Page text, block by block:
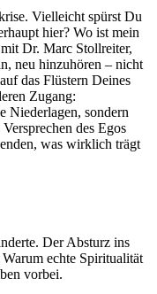
Vielleicht spürst Du
hier? Wo ist mein
Dr. Marc Stollreiter,
neu hinzuhören – nicht
das Flüstern Deines
Zugang:
Niederlagen, sondern
des Egos
was wirklich trägt
Der Absturz ins
echte Spiritualität
vorbei.